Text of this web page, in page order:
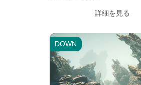
詳細を見る
DOWN